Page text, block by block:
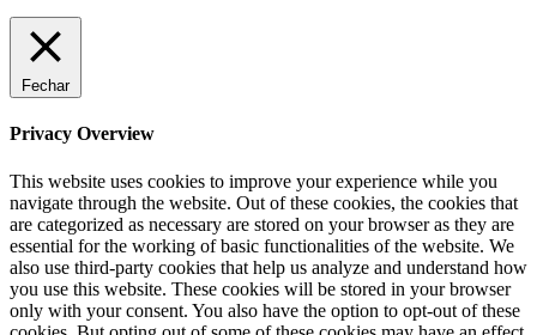
Fechar
Privacy Overview
This website uses cookies to improve your experience while you
navigate through the website. Out of these cookies, the cookies that
are categorized as necessary are stored on your browser as they are
essential for the working of basic functionalities of the website. We
also use third-party cookies that help us analyze and understand how
you use this website. These cookies will be stored in your browser
only with your consent. You also have the option to opt-out of these